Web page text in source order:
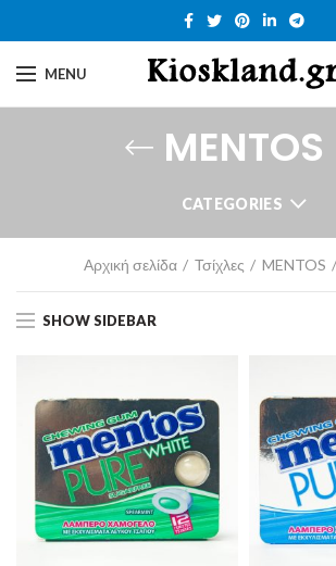
MENU
MENTOS
CATEGORIES
Αρχική σελίδα Τσίχλες MENTOS
SHOW SIDEBAR